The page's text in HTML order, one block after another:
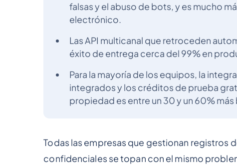
falsas y el abuso de bots, y es mucho
electrónico.
Las API multicanal que retroceden
éxito de entrega cerca del 99% en
Para la mayoría de los equipos, la
integrados y los créditos de prueba
propiedad es entre un 30 y un 60%
Todas las empresas que gestionan registros
confidenciales se topan con el mismo